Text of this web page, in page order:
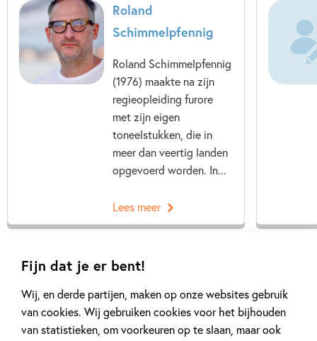
Fijn dat je er bent!
Wij, en derde partijen, maken op onze websites gebruik
van cookies. Wij gebruiken cookies voor het bijhouden
van statistieken, om voorkeuren op te slaan, maar ook
Roland
Schimmelpfennig
Roland Schimmelpfennig
(1976) maakte na zijn
regieopleiding furore
met zijn eigen
toneelstukken, die in
meer dan veertig landen
opgevoerd worden. In...
Lees meer